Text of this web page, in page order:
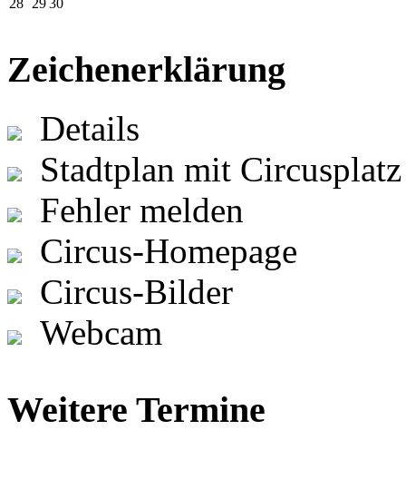
Zeichenerklärung
Details
Stadtplan mit Circusplatz
Fehler melden
Circus-Homepage
Circus-Bilder
Webcam
Weitere Termine